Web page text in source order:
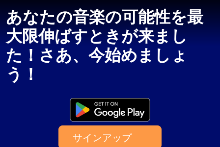
あなたの音楽の可能性を最
大限伸ばすときが来まし
た！さあ、今始めましょ
う！
サインアップ